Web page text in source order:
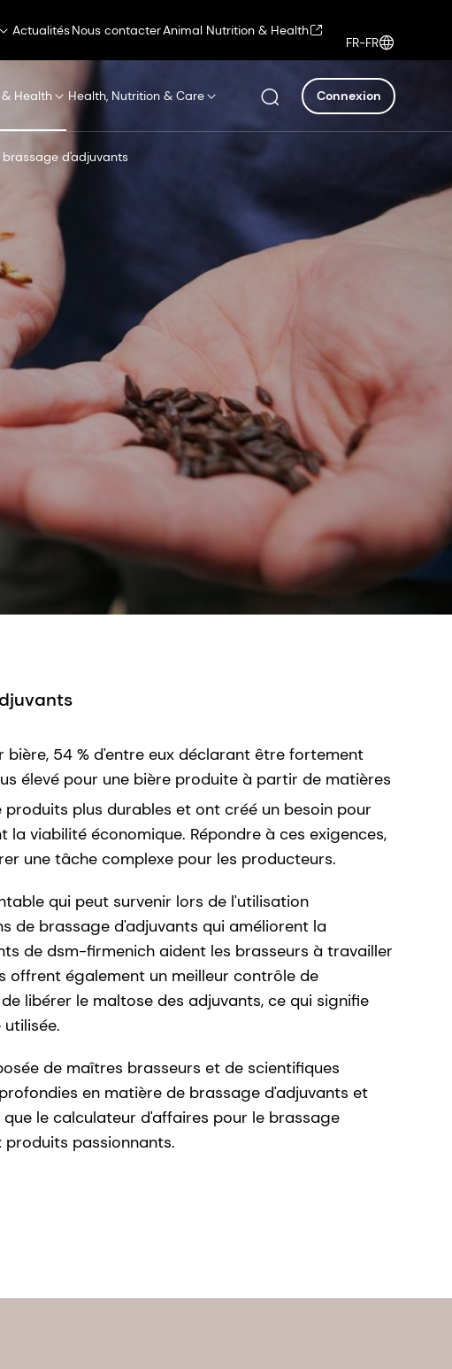
ActualitésNous contacterAnimal Nutrition & Health
FR-FR
& Health Health, Nutrition & Care Connexion
brassage d'adjuvants
54 % d'entre eux déclarant être fortement
élevé pour une bière produite à partir de matières
plus durables et ont créé un besoin pour
viabilité économique. Répondre à ces exigences,
une tâche complexe pour les producteurs.
qui peut survenir lors de l'utilisation
de brassage d'adjuvants qui améliorent la
de dsm-firmenich aident les brasseurs à travailler
offrent également un meilleur contrôle de
libérer le maltose des adjuvants, ce qui signifie
de maîtres brasseurs et de scientifiques
en matière de brassage d'adjuvants et
le calculateur d'affaires pour le brassage
passionnants.